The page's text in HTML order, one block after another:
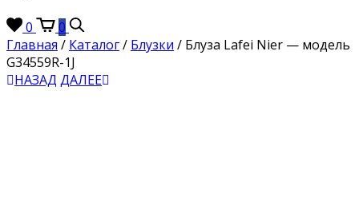
0
0
Главная / Каталог/ Блузки / Блуза Lafei Nier — модель
G34559R-1J
НАЗАД ДАЛЕЕ